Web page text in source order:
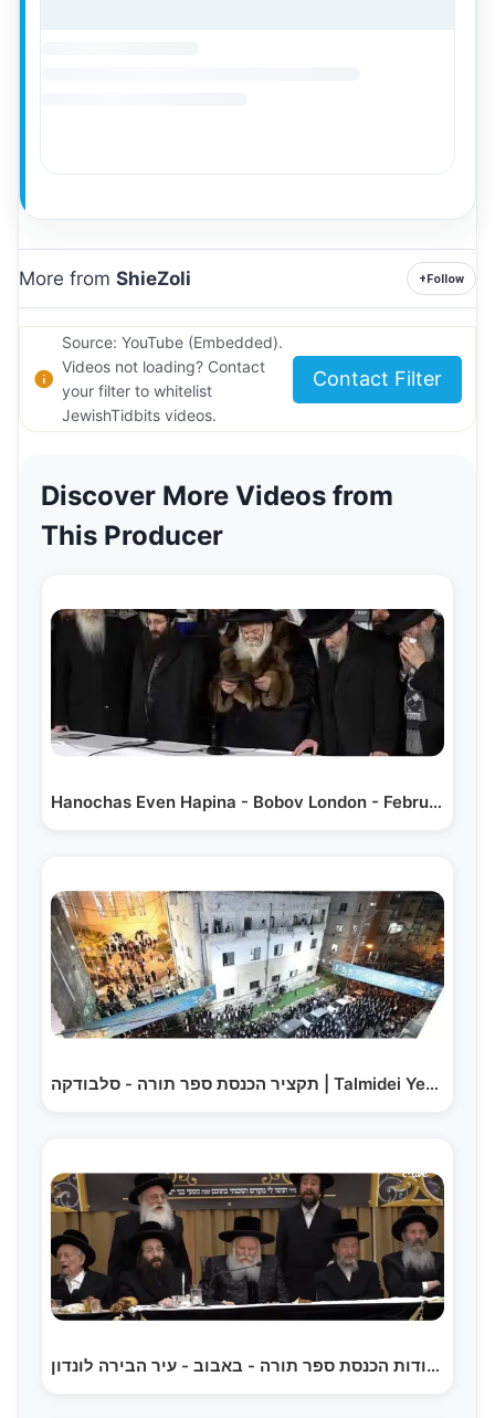
More from ShieZoli +Follow
Source: YouTube (Embedded).
Videos not loading? Contact
your filter to whitelist
JewishTidbits videos.
Contact Filter
Discover More Videos from
This Producer
Hanochas Even Hapina - Bobov London - February 23' |…
תקציר הכנסת ספר תורה - סלבודקה | Talmidei Yeshivas…
סעודות הכנסת ספר תורה - באבוב - עיר הבירה לונדון |…